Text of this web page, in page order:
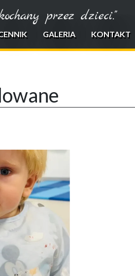
przez dzieci."
GALERIA KONTAKT